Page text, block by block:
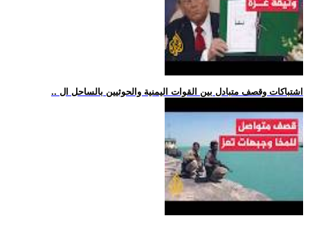
.. اشتباكات وقصف متبادل بين القوات اليمنية والحوثيين بالساحل ال